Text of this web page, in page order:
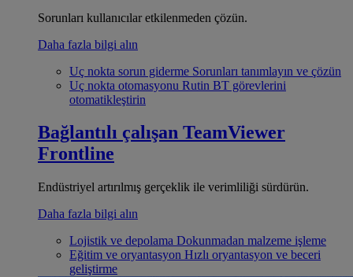
Sorunları kullanıcılar etkilenmeden çözün.
Daha fazla bilgi alın
Uç nokta sorun giderme Sorunları tanımlayın ve çözün
Uç nokta otomasyonu Rutin BT görevlerini
otomatikleştirin
Bağlantılı çalışan TeamViewer
Frontline
Endüstriyel artırılmış gerçeklik ile verimliliği sürdürün.
Daha fazla bilgi alın
Lojistik ve depolama Dokunmadan malzeme işleme
Eğitim ve oryantasyon Hızlı oryantasyon ve beceri
geliştirme